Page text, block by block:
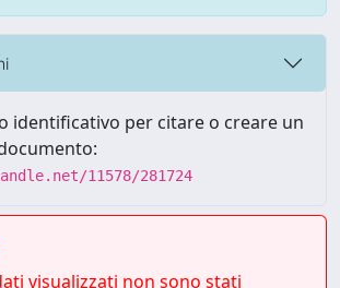
identificativo per citare o creare un
11578/281724
visualizzati non sono stati